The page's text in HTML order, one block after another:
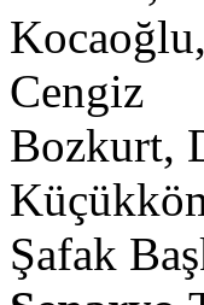
Cengiz
Bozkurt,
Şafak